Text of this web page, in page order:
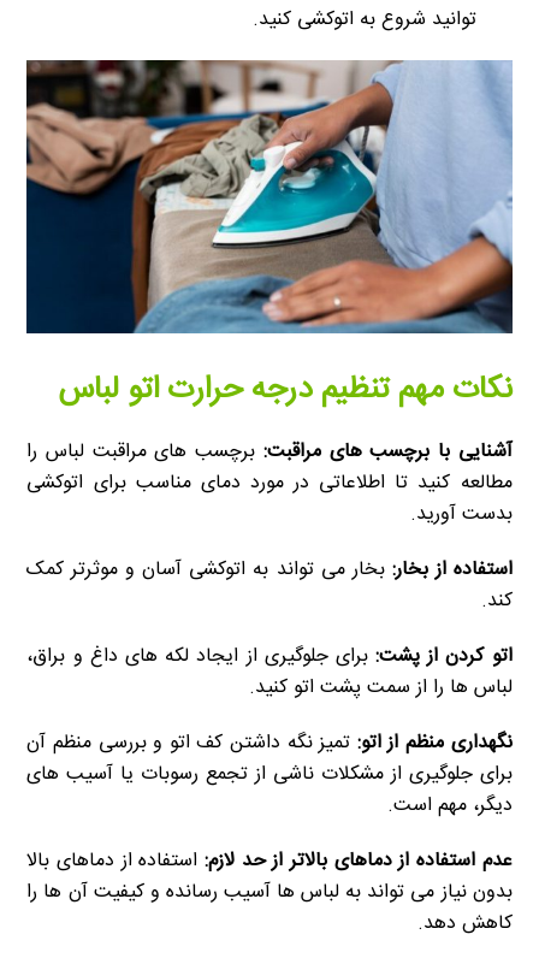
توانید شروع به اتوکشی کنید.
نکات مهم تنظیم درجه حرارت اتو لباس
آشنایی با برچسب های مراقبت: برچسب های مراقبت لباس را
مطالعه کنید تا اطلاعاتی در مورد دمای مناسب برای اتوکشی
بدست آورید.
استفاده از بخار: بخار می تواند به اتوکشی آسان و موثرتر کمک
کند.
اتو کردن از پشت:برای جلوگیری از ایجاد لکه های داغ و براق،
لباس ها را از سمت پشت اتو کنید.
نگهداری منظم از اتو: تمیز نگه داشتن کف اتو و بررسی منظم آن
برای جلوگیری از مشکلات ناشی از تجمع رسوبات یا آسیب های
دیگر، مهم است.
عدم استفاده از دماهای بالاتر از حد لازم:استفاده از دماهای بالا
بدون نیاز می تواند به لباس ها آسیب رسانده و کیفیت آن ها را
کاهش دهد.